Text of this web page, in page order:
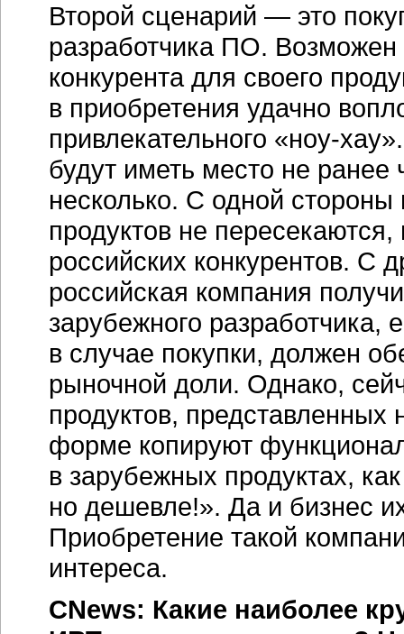
Второй сценарий — это
разработчика ПО. Возможен
конкурента для своего
в приобретения удачно
привлекательного «ноу-хау».
будут иметь место не
несколько. С одной
продуктов не
российских конкурентов. С
российская компания
зарубежного разработчика,
в случае покупки, должен
рыночной доли. Однако,
продуктов,
форме копируют
в зарубежных продуктах,
но дешевле!». Да и бизнес
Приобретение такой
интереса.
CNews: Какие наиболее